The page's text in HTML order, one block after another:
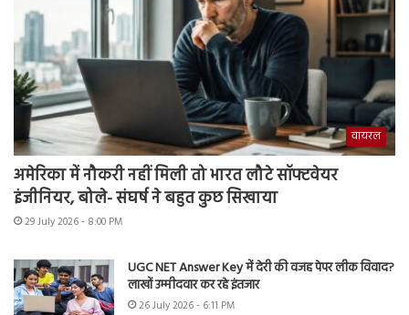
वायरल
अमेरिका में नौकरी नहीं मिली तो भारत लौटे सॉफ्टवेयर
इंजीनियर, बोले- संघर्ष ने बहुत कुछ सिखाया
29 July 2026 - 8:00 PM
UGC NET Answer Key में देरी की वजह पेपर लीक विवाद?
लाखों उम्मीदवार कर रहे इंतजार
26 July 2026 - 6:11 PM